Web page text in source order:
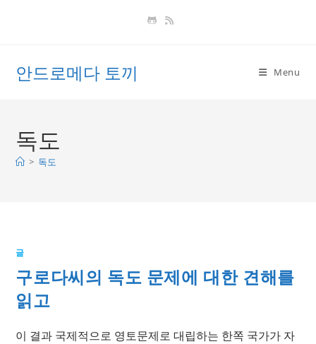
안드로메다 토끼 Menu
독도
> 독도
글
구로다씨의 독도 문제에 대한 견해를
읽고
이 결과 국제적으로 영토문제로 대립하는 한쪽 국가가 자